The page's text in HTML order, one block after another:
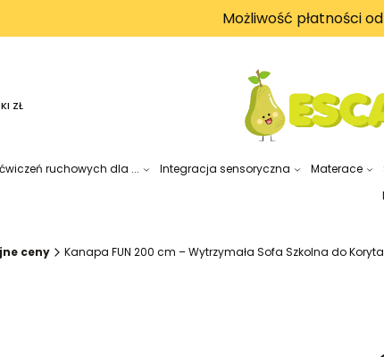
Możliwość płatności
ZŁ
ruchowych dla ... Integracja sensoryczna Materace
ceny Kanapa FUN 200 cm – Wytrzymała Sofa Szkolna do